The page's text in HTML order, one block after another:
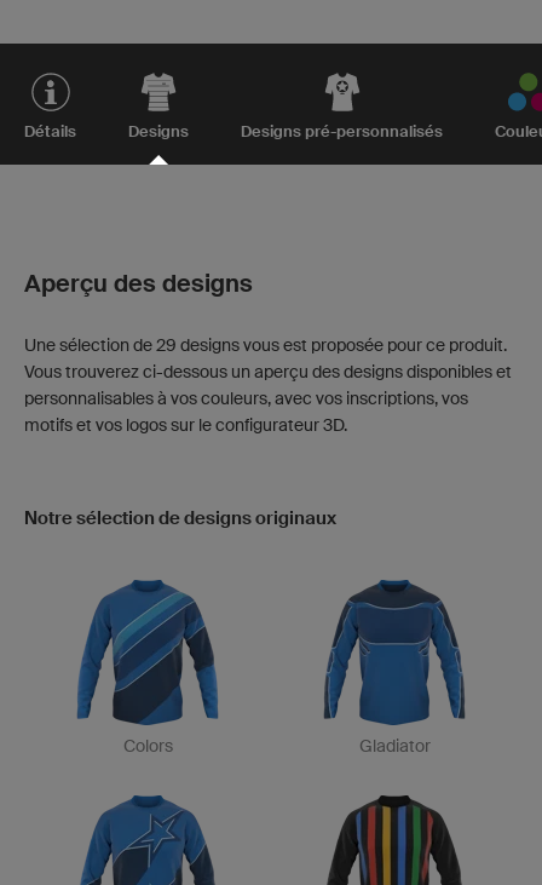
Détails Designs Designs pré-personnalisés
Aperçu des designs
Une sélection de 29 designs vous est proposée pour ce produit.
Vous trouverez ci-dessous un aperçu des designs disponibles et
personnalisables à vos couleurs, avec vos inscriptions, vos
motifs et vos logos sur le configurateur 3D.
Notre sélection de designs originaux
Colors Gladiator